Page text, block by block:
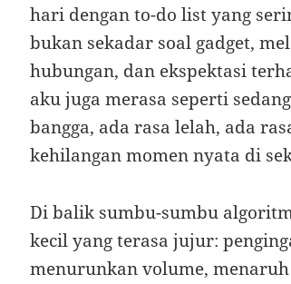
hari dengan to-do list yang
bukan sekadar soal gadget,
hubungan, dan ekspektasi
aku juga merasa seperti
bangga, ada rasa lelah, ada
kehilangan momen nyata di
Di balik sumbu-sumbu
kecil yang terasa jujur:
menurunkan volume,